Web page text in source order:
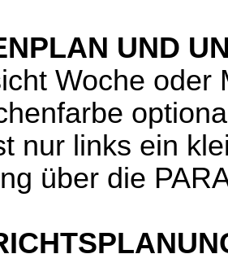
UND
Woche oder
nur links ein
über die